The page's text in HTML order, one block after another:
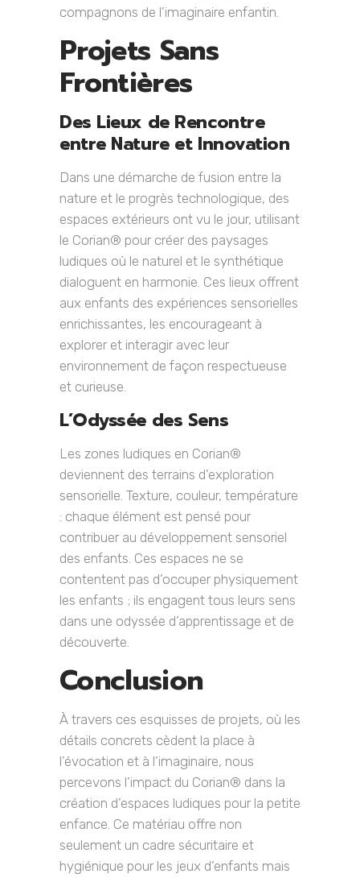
compagnons de l’imaginaire enfantin.
Projets Sans
Frontières
Des Lieux de Rencontre
entre Nature et Innovation
Dans une démarche de fusion entre la
nature et le progrès technologique, des
espaces extérieurs ont vu le jour, utilisant
le Corian® pour créer des paysages
ludiques où le naturel et le synthétique
dialoguent en harmonie. Ces lieux offrent
aux enfants des expériences sensorielles
enrichissantes, les encourageant à
explorer et interagir avec leur
environnement de façon respectueuse
et curieuse.
L’Odyssée des Sens
Les zones ludiques en Corian®
deviennent des terrains d’exploration
sensorielle. Texture, couleur, température
: chaque élément est pensé pour
contribuer au développement sensoriel
des enfants. Ces espaces ne se
contentent pas d’occuper physiquement
les enfants ; ils engagent tous leurs sens
dans une odyssée d’apprentissage et de
découverte.
Conclusion
À travers ces esquisses de projets, où les
détails concrets cèdent la place à
l’évocation et à l’imaginaire, nous
percevons l’impact du Corian® dans la
création d’espaces ludiques pour la petite
enfance. Ce matériau offre non
seulement un cadre sécuritaire et
hygiénique pour les jeux d’enfants mais